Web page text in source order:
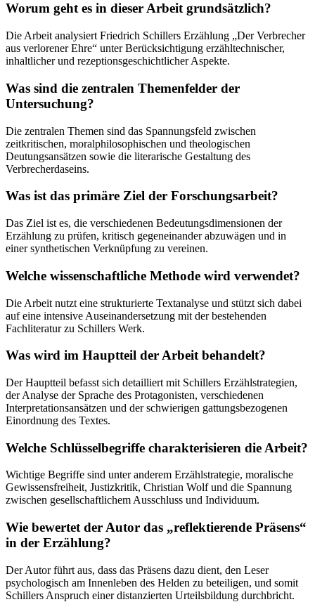
Worum geht es in dieser Arbeit grundsätzlich?
Die Arbeit analysiert Friedrich Schillers Erzählung „Der Verbrecher
aus verlorener Ehre“ unter Berücksichtigung erzähltechnischer,
inhaltlicher und rezeptionsgeschichtlicher Aspekte.
Was sind die zentralen Themenfelder der
Untersuchung?
Die zentralen Themen sind das Spannungsfeld zwischen
zeitkritischen, moralphilosophischen und theologischen
Deutungsansätzen sowie die literarische Gestaltung des
Verbrecherdaseins.
Was ist das primäre Ziel der Forschungsarbeit?
Das Ziel ist es, die verschiedenen Bedeutungsdimensionen der
Erzählung zu prüfen, kritisch gegeneinander abzuwägen und in
einer synthetischen Verknüpfung zu vereinen.
Welche wissenschaftliche Methode wird verwendet?
Die Arbeit nutzt eine strukturierte Textanalyse und stützt sich dabei
auf eine intensive Auseinandersetzung mit der bestehenden
Fachliteratur zu Schillers Werk.
Was wird im Hauptteil der Arbeit behandelt?
Der Hauptteil befasst sich detailliert mit Schillers Erzählstrategien,
der Analyse der Sprache des Protagonisten, verschiedenen
Interpretationsansätzen und der schwierigen gattungsbezogenen
Einordnung des Textes.
Welche Schlüsselbegriffe charakterisieren die Arbeit?
Wichtige Begriffe sind unter anderem Erzählstrategie, moralische
Gewissensfreiheit, Justizkritik, Christian Wolf und die Spannung
zwischen gesellschaftlichem Ausschluss und Individuum.
Wie bewertet der Autor das „reflektierende Präsens“
in der Erzählung?
Der Autor führt aus, dass das Präsens dazu dient, den Leser
psychologisch am Innenleben des Helden zu beteiligen, und somit
Schillers Anspruch einer distanzierten Urteilsbildung durchbricht.